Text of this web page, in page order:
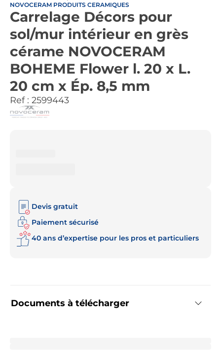
NOVOCERAM PRODUITS CERAMIQUES
Carrelage Décors pour
sol/mur intérieur en grès
cérame NOVOCERAM
BOHEME Flower l. 20 x L.
20 cm x Ép. 8,5 mm
Ref : 2599443
Documents à télécharger
Devis gratuit
Paiement sécurisé
40 ans d’expertise pour les pros et particuliers